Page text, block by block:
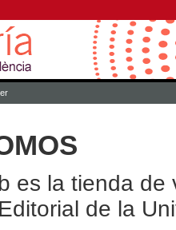
es la tienda
de la